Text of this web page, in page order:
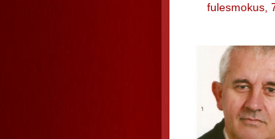
fulesmokus,